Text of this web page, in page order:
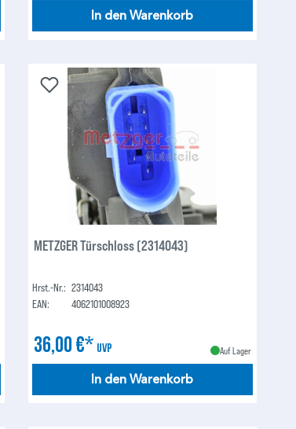
In den Warenkorb
METZGER Türschloss (2314043)
Hrst.-Nr.: 2314043
EAN:
4062101008923
36,00 €* UVP Auf Lager
In den Warenkorb